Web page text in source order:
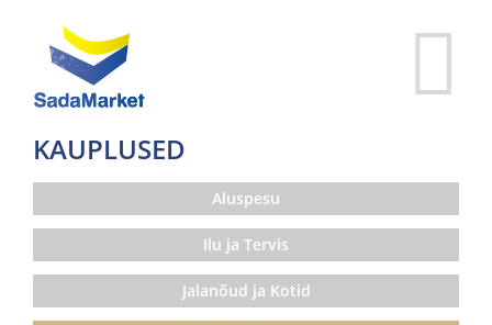
KAUPLUSED
Aluspesu
Ilu ja Tervis
Jalanõud ja Kotid